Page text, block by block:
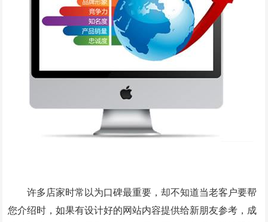
竞价托管
GEO优化
问答
许多店家时常以为口碑最重要，却不知道当老客户要帮
您介绍时，如果有设计好的网站内容提供给新朋友参考，成